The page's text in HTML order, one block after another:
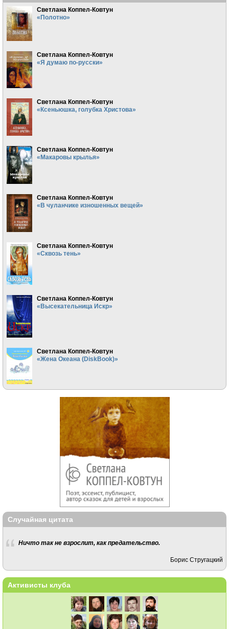
Светлана Коппел-Ковтун
«Полотно»
Светлана Коппел-Ковтун
«Я думаю по-русски»
Светлана Коппел-Ковтун
«Ксеньюшка, голубка Христова»
Светлана Коппел-Ковтун
«Макаровы крылья»
Светлана Коппел-Ковтун
«В чуланчике изношенных вещей»
Светлана Коппел-Ковтун
«Сквозь тень»
Светлана Коппел-Ковтун
«Высекательница Искр»
Светлана Коппел-Ковтун
«Жена Океана (DiskBook)»
Случайная цитата
Ничто так не взрослит, как предательство.
Борис Стругацкий
Активисты клуба